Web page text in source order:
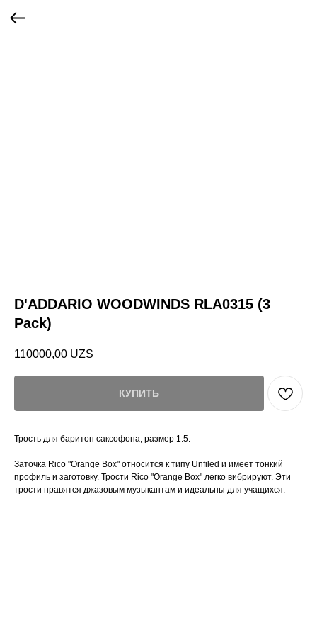
D'ADDARIO WOODWINDS RLA0315 (3
Pack)
110000,00 UZS
КУПИТЬ
Трость для баритон саксофона, размер 1.5.
Заточка Rico "Orange Box" относится к типу Unfiled и имеет тонкий
профиль и заготовку. Трости Rico "Orange Box" легко вибрируют. Эти
трости нравятся джазовым музыкантам и идеальны для учащихся.